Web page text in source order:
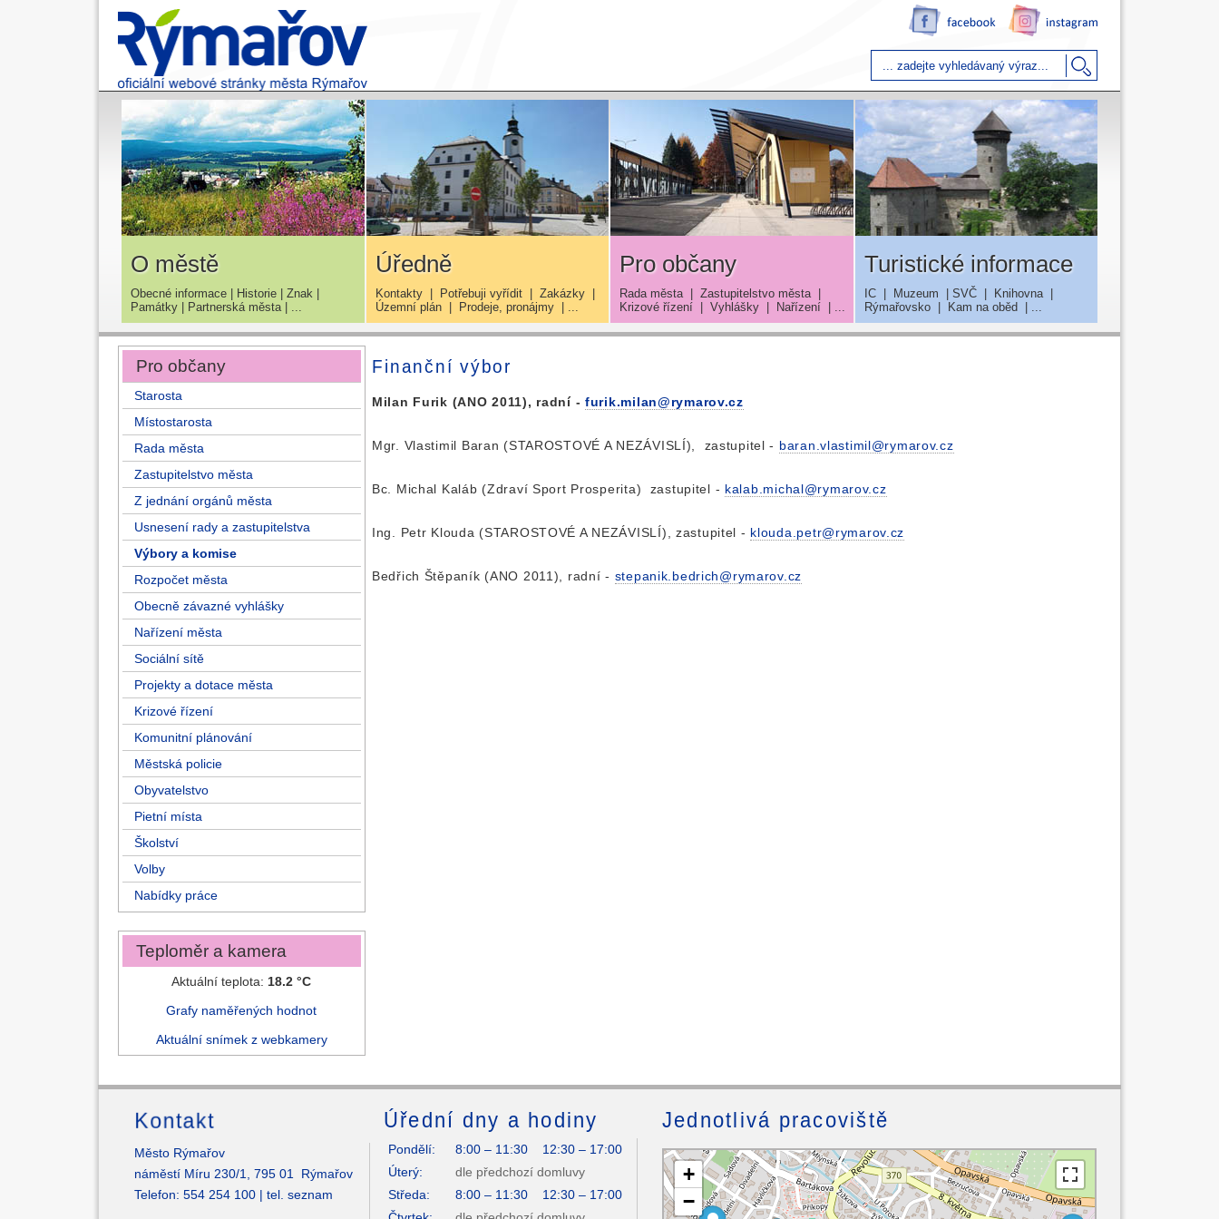
O městě
Obecné informace | Historie | Znak |
Památky | Partnerská města | ...
Úředně
Kontakty| Potřebuji vyřídit| Zakázky|
Územní plán| Prodeje, pronájmy| ...
Pro občany
Rada města | Zastupitelstvo města |
Krizové řízení | Vyhlášky | Nařízení | ...
Turistické informace
IC| Muzeum | SVČ| Knihovna|
Rýmařovsko| Kam na oběd| ...
Pro občany
Starosta
Místostarosta
Rada města
Zastupitelstvo města
Z jednání orgánů města
Usnesení rady a zastupitelstva
Výbory a komise
Rozpočet města
Obecně závazné vyhlášky
Nařízení města
Sociální sítě
Projekty a dotace města
Krizové řízení
Komunitní plánování
Městská policie
Obyvatelstvo
Pietní místa
Školství
Volby
Nabídky práce
Teploměr a kamera
Aktuální teplota: 18.2 °C
Grafy naměřených hodnot
Aktuální snímek z webkamery
Finanční výbor
Milan Furik (ANO 2011), radní -furik.milan@rymarov.cz
Mgr. Vlastimil Baran (STAROSTOVÉ A NEZÁVISLÍ), zastupitel - baran.vlastimil@rymarov.cz
Bc. Michal Kaláb (Zdraví Sport Prosperita) zastupitel - kalab.michal@rymarov.cz
Ing. Petr Klouda (STAROSTOVÉ A NEZÁVISLÍ), zastupitel - klouda.petr@rymarov.cz
Bedřich Štěpaník (ANO 2011), radní - stepanik.bedrich@rymarov.cz
Kontakt
Město Rýmařov
náměstí Míru 230/1, 795 01 Rýmařov
Telefon: 554 254 100 | tel. seznam
Úřední dny a hodiny
Pondělí:
8:00 – 11:30 12:30 – 17:00
Úterý:
dle předchozí domluvy
Středa:
8:00 – 11:30 12:30 – 17:00
Jednotlivá pracoviště
+
−